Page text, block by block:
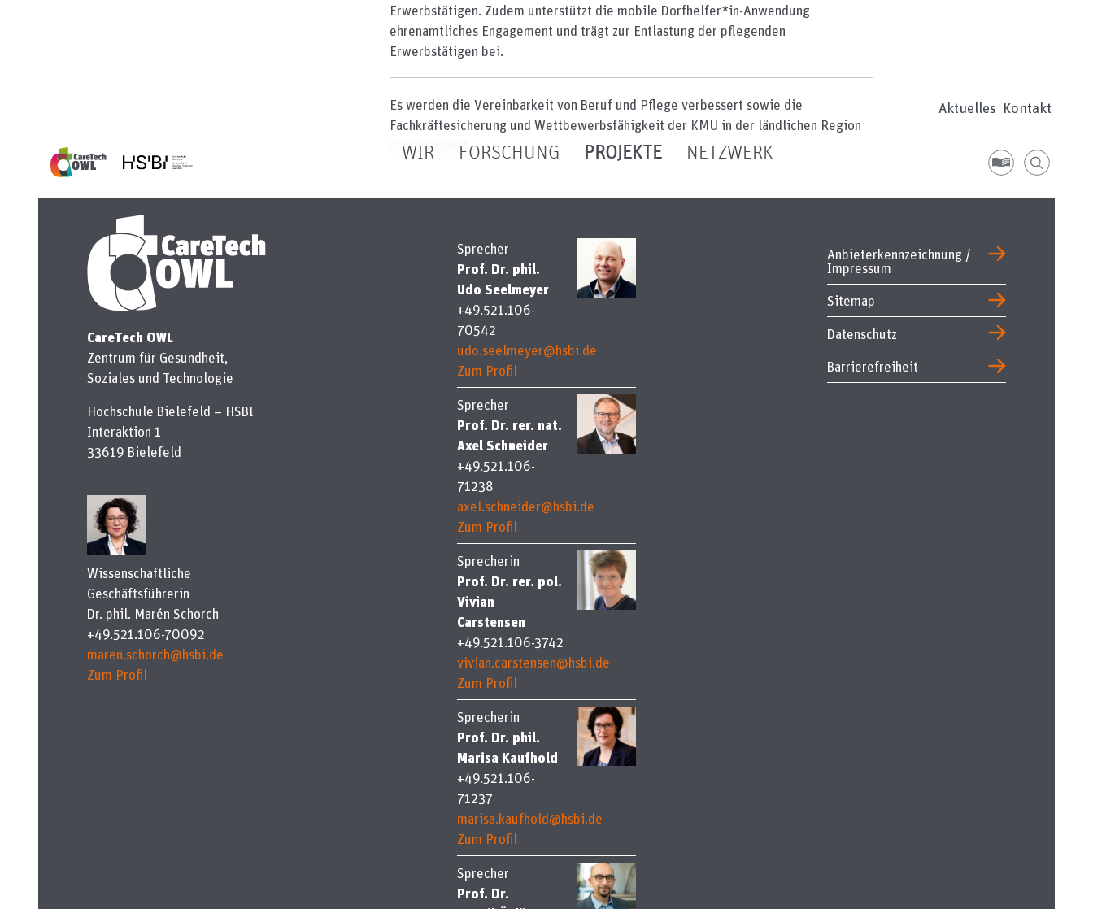
Aktuelles Kontakt
WIR FORSCHUNG PROJEKTE NETZWERK
Erwerbstätigen. Zudem unterstützt die mobile Dorfhelfer*in-Anwendung
ehrenamtliches Engagement und trägt zur Entlastung der pflegenden
Erwerbstätigen bei.
Es werden die Vereinbarkeit von Beruf und Pflege verbessert sowie die
Fachkräftesicherung und Wettbewerbsfähigkeit der KMU in der ländlichen Region
OWL gestärkt.
CareTech OWL
Zentrum für Gesundheit,
Soziales und Technologie
Hochschule Bielefeld – HSBI
Interaktion 1
33619 Bielefeld
Wissenschaftliche
Geschäftsführerin
Dr. phil. Marén Schorch
+49.521.106-70092
maren.schorch@hsbi.de
Zum Profil
Sprecher
Prof. Dr. phil.
Udo Seelmeyer
+49.521.106-
70542
udo.seelmeyer@hsbi.de
Zum Profil
Sprecher
Prof. Dr. rer. nat.
Axel Schneider
+49.521.106-
71238
axel.schneider@hsbi.de
Zum Profil
Sprecherin
Prof. Dr. rer. pol.
Vivian
Carstensen
+49.521.106-3742
vivian.carstensen@hsbi.de
Zum Profil
Sprecherin
Prof. Dr. phil.
Marisa Kaufhold
+49.521.106-
71237
marisa.kaufhold@hsbi.de
Zum Profil
Sprecher
Prof. Dr.
Anbieterkennzeichnung /
Impressum
Sitemap
Datenschutz
Barrierefreiheit